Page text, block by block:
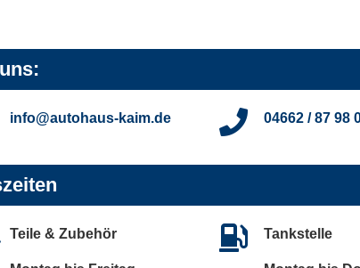
info@autohaus-kaim.de 04662 / 87 98
Teile & Zubehör Tankstelle